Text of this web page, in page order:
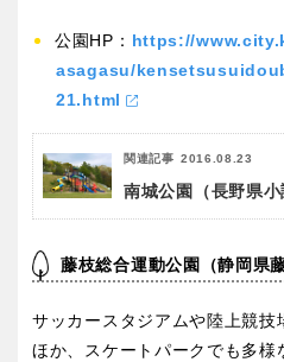
公園HP： https://
asagasu/
21.html
関連記事 2016.08.23
南城公園（長野県小
藤枝総合運動公園（静岡県藤
サッカースタジアムや陸上競技
ほか、スケートパークでも多